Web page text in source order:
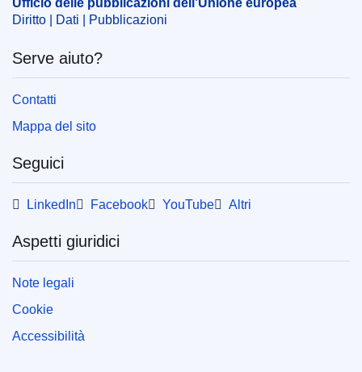
PDF
Carta
Released on EU publications website:
su come stampare una propria copia delle
sezione FAQ.
Ufficio delle pubblicazioni dell’Unione europea
Diritto | Dati | Pubblicazioni
Serve aiuto?
Contatti
Mappa del sito
Seguici
LinkedIn Facebook YouTube Altri
Aspetti giuridici
Note legali
Cookie
Accessibilità